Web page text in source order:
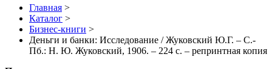
Главная >
Каталог >
Бизнес-книги >
Деньги и банки: Исследование / Жуковский Ю.Г. – С.-
Пб.: Н. Ю. Жуковский, 1906. – 224 с. – репринтная копия